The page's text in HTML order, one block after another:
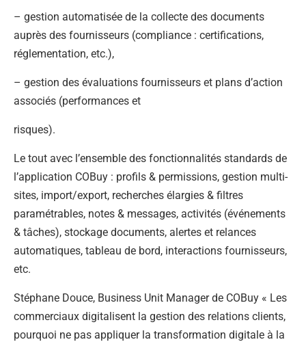
– gestion automatisée de la collecte des documents
auprès des fournisseurs (compliance : certifications,
réglementation, etc.),
– gestion des évaluations fournisseurs et plans d’action
associés (performances et
risques).
Le tout avec l’ensemble des fonctionnalités standards de
l’application COBuy : profils & permissions, gestion multi-
sites, import/export, recherches élargies & filtres
paramétrables, notes & messages, activités (événements
& tâches), stockage documents, alertes et relances
automatiques, tableau de bord, interactions fournisseurs,
etc.
Stéphane Douce, Business Unit Manager de COBuy « Les
commerciaux digitalisent la gestion des relations clients,
pourquoi ne pas appliquer la transformation digitale à la